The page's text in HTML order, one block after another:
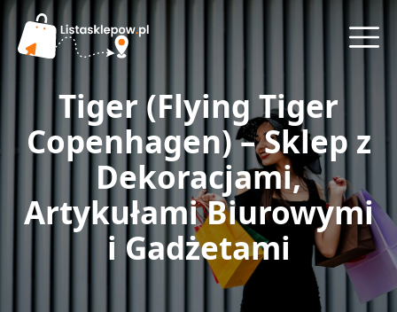
Tiger (Flying Tiger
Copenhagen) – Sklep z
Dekoracjami,
Artykułami Biurowymi
i Gadżetami